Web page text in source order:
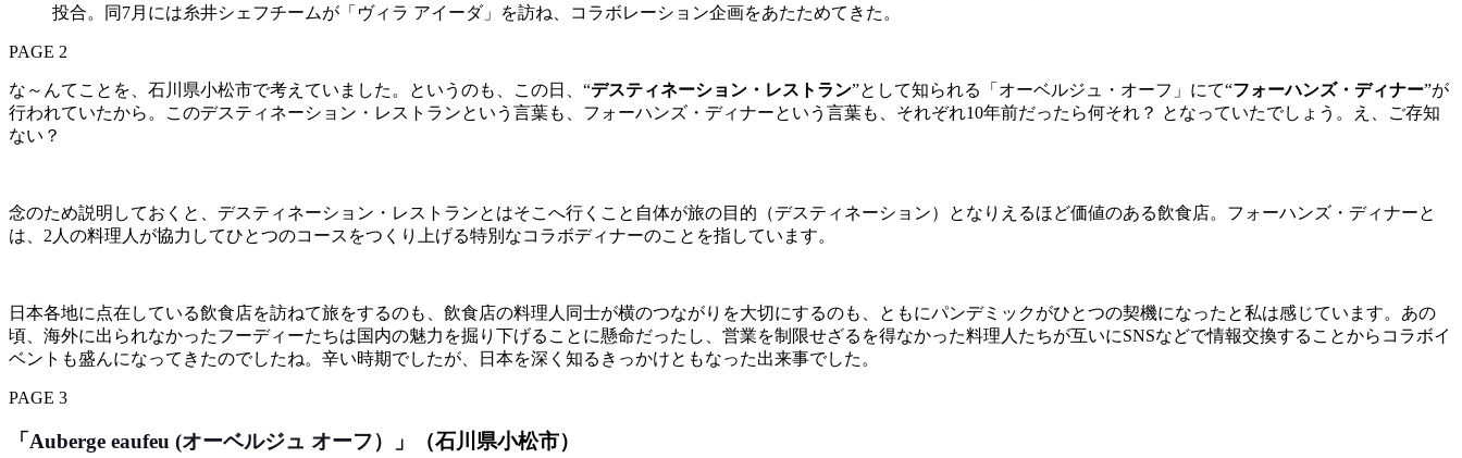
投合。同7月には糸井シェフチームが「ヴィラ アイーダ」を訪ね、コラボレーション企画をあたためてきた。
PAGE 2
な～んてことを、石川県小松市で考えていました。というのも、この日、“デスティネーション・レストラン”として知られる「オーベルジュ・オーフ」にて“フォーハンズ・ディナー”が
行われていたから。このデスティネーション・レストランという言葉も、フォーハンズ・ディナーという言葉も、それぞれ10年前だったら何それ？ となっていたでしょう。え、ご存知
ない？
念のため説明しておくと、デスティネーション・レストランとはそこへ行くこと自体が旅の目的（デスティネーション）となりえるほど価値のある飲食店。フォーハンズ・ディナーと
は、2人の料理人が協力してひとつのコースをつくり上げる特別なコラボディナーのことを指しています。
日本各地に点在している飲食店を訪ねて旅をするのも、飲食店の料理人同士が横のつながりを大切にするのも、ともにパンデミックがひとつの契機になったと私は感じています。あの
頃、海外に出られなかったフーディーたちは国内の魅力を掘り下げることに懸命だったし、営業を制限せざるを得なかった料理人たちが互いにSNSなどで情報交換することからコラボイ
ベントも盛んになってきたのでしたね。辛い時期でしたが、日本を深く知るきっかけともなった出来事でした。
PAGE 3
「 Auberge eaufeu (オーベルジュ オーフ） 」（石川県小松市）